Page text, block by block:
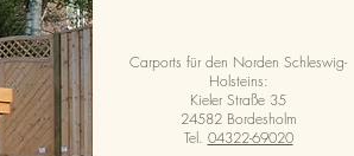
Carports für den Norden Schleswig-
Holsteins:
Kieler Straße 35
24582 Bordesholm
Tel. 04322-69020